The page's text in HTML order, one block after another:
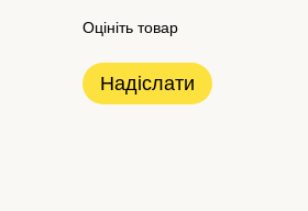
Оцініть товар
Надіслати